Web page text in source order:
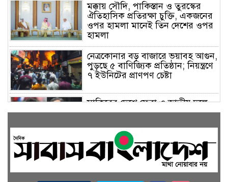
মক্কায় সৌদি, পাকিস্তান ও তুরস্কের
ঐতিহাসিক প্রতিরক্ষা চুক্তি, একজনের
ওপর হামলা মানেই তিন দেশের ওপর
হামলা
নেত্রকোনার বড় বাজারে ভয়াবহ আগুন,
পুড়ছে ৫ বাণিজ্যিক প্রতিষ্ঠান; নিয়ন্ত্রণে
৭ ইউনিটের প্রাণপণ চেষ্টা
সাকিবের দেশে ফেরা ও জাতীয় দলে
ফেরার সম্ভাবনা নেই, ইঙ্গিত ক্রীড়া
ফেসবুকে যুক্ত হলো বিকাশ, সহজ
হলো ডিজিটাল পেমেন্ট